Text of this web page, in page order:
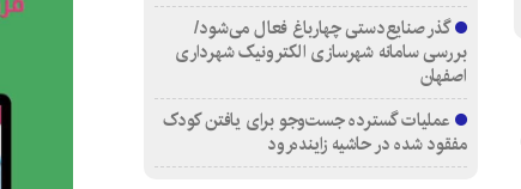
گذر صنایع‌دستی چهارباغ فعال می‌شود/
بررسی سامانه شهرسازی الکترونیک شهرداری
اصفهان
عملیات گسترده جست‌وجو برای یافتن کودک
مفقود شده در حاشیه زاینده‌رود